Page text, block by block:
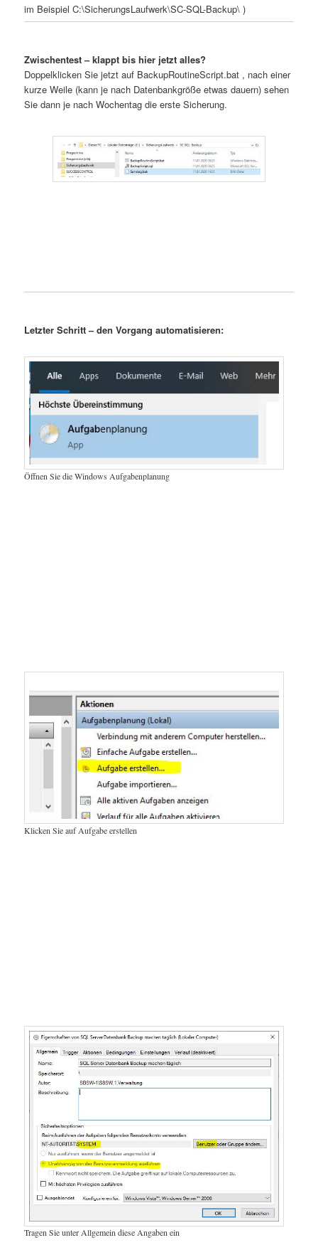
im Beispiel C:\SicherungsLaufwerk\SC-SQL-Backup\ )
Zwischentest – klappt bis hier jetzt alles?
Doppelklicken Sie jetzt auf BackupRoutineScript.bat , nach einer
kurze Weile (kann je nach Datenbankgröße etwas dauern) sehen
Sie dann je nach Wochentag die erste Sicherung.
Letzter Schritt – den Vorgang automatisieren:
Öffnen Sie die Windows Aufgabenplanung
Klicken Sie auf Aufgabe erstellen
Tragen Sie unter Allgemein diese Angaben ein